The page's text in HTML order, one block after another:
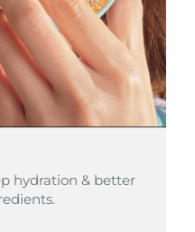
hydration & better
hydration & better
hydration & better
hydration & better
預計送達日期 8/11/26
預計送達日期8/9/26
預計送達日期 8/8/26
預計送達日期8/9/26